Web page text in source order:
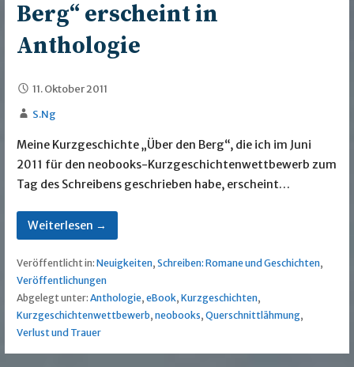
Berg“ erscheint in
Anthologie
11. Oktober 2011
S.Ng
Meine Kurzgeschichte „Über den Berg“, die ich im Juni
2011 für den neobooks-Kurzgeschichtenwettbewerb zum
Tag des Schreibens geschrieben habe, erscheint…
Weiterlesen →
Veröffentlicht in: Neuigkeiten, Schreiben: Romane und Geschichten,
Veröffentlichungen
Abgelegt unter: Anthologie, eBook, Kurzgeschichten,
Kurzgeschichtenwettbewerb, neobooks, Querschnittlähmung,
Verlust und Trauer